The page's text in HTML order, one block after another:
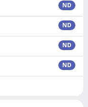
ND
ND
ND
ND